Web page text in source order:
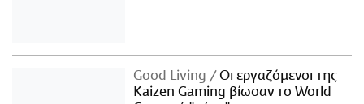
Good Living
Οι εργαζόμενοι της
Kaizen Gaming βίωσαν το World